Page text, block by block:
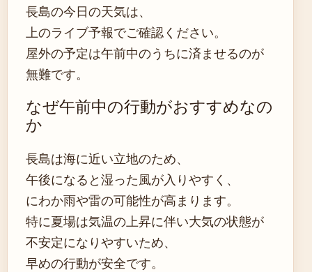
長島の今日の天気は、
上のライブ予報でご確認ください。
屋外の予定は午前中のうちに済ませるのが
無難です。
なぜ午前中の行動がおすすめなの
か
長島は海に近い立地のため、
午後になると湿った風が入りやすく、
にわか雨や雷の可能性が高まります。
特に夏場は気温の上昇に伴い大気の状態が
不安定になりやすいため、
早めの行動が安全です。